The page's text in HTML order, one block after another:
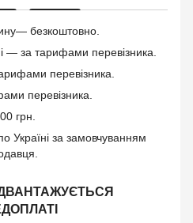
безкоштовно.
— за тарифами перевізника.
перевізника.
перевізника.
грн.
Україні за замовчуванням